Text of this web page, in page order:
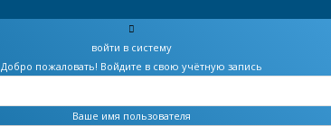
войти в систему
Добро пожаловать! Войдите в свою учётную запись
Ваше имя пользователя